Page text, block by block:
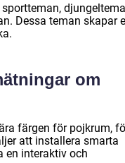
Dessa teman skapar
om
färgen för pojkrum,
att installera smarta
en interaktiv och